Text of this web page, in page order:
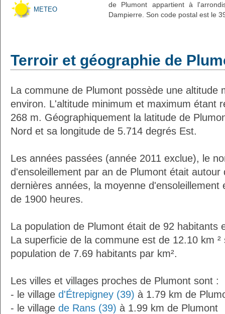
METEO
de Plumont appartient à
Dampierre. Son code postal est le
Terroir et géographie de
La commune de Plumont possède une altitude
environ. L'altitude minimum et maximum étant
268 m. Géographiquement la latitude de
Nord et sa longitude de 5.714 degrés Est.
Les années passées (année 2011 exclue), le
d'ensoleillement par an de Plumont était autour
dernières années, la moyenne d'ensoleillement
de 1900 heures.
La population de Plumont était de 92 habitants
La superficie de la commune est de 12.10 km
population de 7.69 habitants par km².
Les villes et villages proches de Plumont sont :
- le village d'Étrepigney (39) à 1.79 km de
- le village de Rans (39) à 1.99 km de Plumont